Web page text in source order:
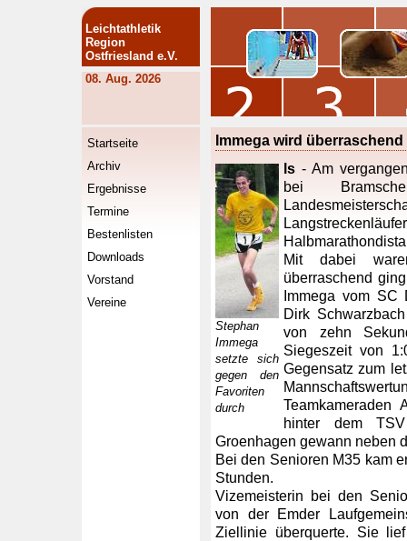
Leichtathletik
Region
Ostfriesland e.V.
08. Aug. 2026
Startseite
Archiv
Ergebnisse
Termine
Bestenlisten
Downloads
Vorstand
Vereine
Immega wird
Stephan
Immega
setzte sich
gegen den
Favoriten
durch
ls - Am
bei
Mit dabei
überraschend
Immega vom
Dirk
von zehn
Siegeszeit von
Gegensatz zum
Teamkameraden
hinter dem
Groenhagen gewann neben
Bei den Senioren M35 kam
Stunden.
Vizemeisterin bei den
von der Emder
Ziellinie überquerte. Sie